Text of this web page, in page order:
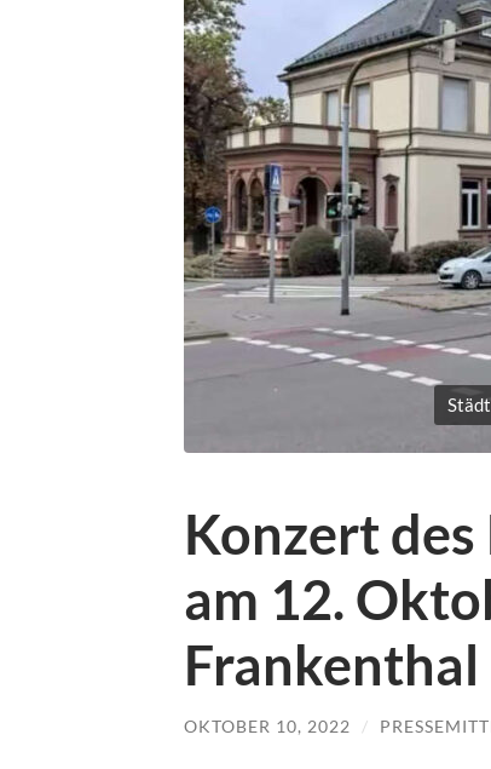
Konzert
am 12.
Frankenthal
OKTOBER 10, 2022 /